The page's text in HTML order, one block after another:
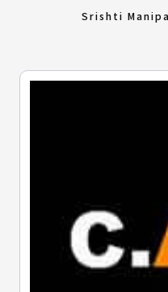
Srishti Manipal